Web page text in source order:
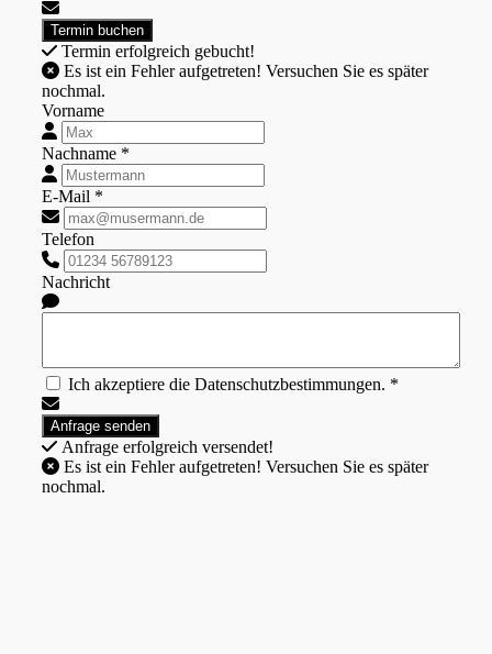
Termin erfolgreich gebucht!
nochmal.
Vorname
Nachname *
E-Mail *
Telefon
Nachricht
Ich akzeptiere die Datenschutzbestimmungen. *
Anfrage erfolgreich versendet!
nochmal.